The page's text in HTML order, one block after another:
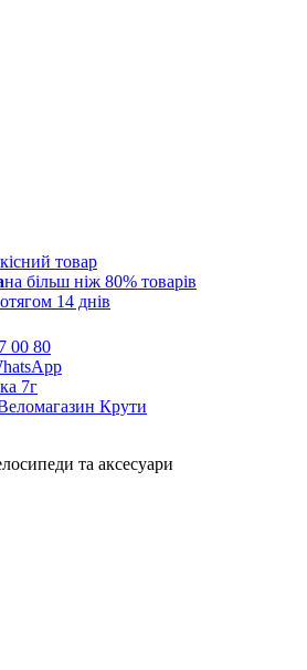
товар
на більш ніж 80% товарів
14 днів
00 80
7г
та аксесуари